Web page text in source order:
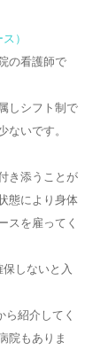
）
の看護師で
しシフト制で
いです。
き添うことが
態により身体
スを雇ってく
しないと入
紹介してく
院もありま